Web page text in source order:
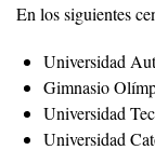
En los siguientes
Universidad
Gimnasio
Universidad
Universidad